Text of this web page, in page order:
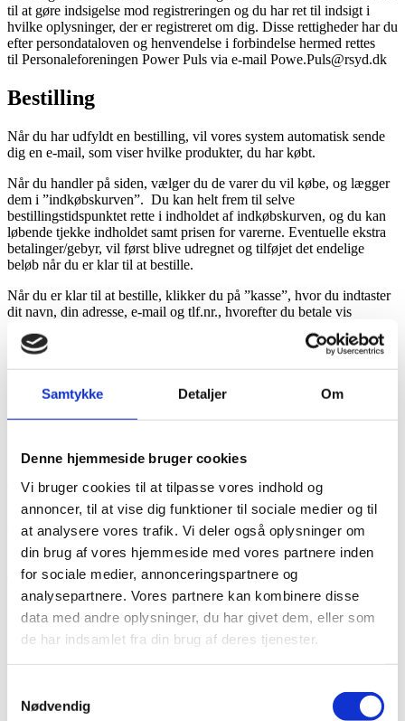
Samtykke Detaljer Om
Denne hjemmeside bruger cookies
Vi bruger cookies til at tilpasse vores indhold og
annoncer, til at vise dig funktioner til sociale medier og til
at analysere vores trafik. Vi deler også oplysninger om
din brug af vores hjemmeside med vores partnere inden
for sociale medier, annonceringspartnere og
analysepartnere. Vores partnere kan kombinere disse
data med andre oplysninger, du har givet dem, eller som
de har indsamlet fra din brug af deres tjenester.
Nødvendig
til at gøre indsigelse mod registreringen og du har ret til indsigt i
hvilke oplysninger, der er registreret om dig. Disse rettigheder har du
efter persondataloven og henvendelse i forbindelse hermed rettes
til Personaleforeningen Power Puls via e-mail Powe.Puls@rsyd.dk
Bestilling
Når du har udfyldt en bestilling, vil vores system automatisk sende
dig en e-mail, som viser hvilke produkter, du har købt.
Når du handler på siden, vælger du de varer du vil købe, og lægger
dem i ”indkøbskurven”. Du kan helt frem til selve
bestillingstidspunktet rette i indholdet af indkøbskurven, og du kan
løbende tjekke indholdet samt prisen for varerne. Eventuelle ekstra
betalinger/gebyr, vil først blive udregnet og tilføjet det endelige
beløb når du er klar til at bestille.
Når du er klar til at bestille, klikker du på ”kasse”, hvor du indtaster
dit navn, din adresse, e-mail og tlf.nr., hvorefter du betale vis
Betaling
Personaleforeningen Power Puls modtager kun MobilePay
Betalingen vil først blive trukket fra din konto, når ordren bliver
afsendt.
Når du har bestilt dine varer, vil du kort tid efter modtage en
ordrebekræftelse på den e-mail du har angivet.
Modtager du ikke en ordrebekræftelse indenfor 60 minutter, bedes
du sende os en e-mail.
Personaleforeningen Powerpuls forbeholder sig retten til at ændre
priserne hvis det bliver nødvendigt.
Levering
Billetter og andre virtuelle produkter leveres efter betaling er
gennemført.